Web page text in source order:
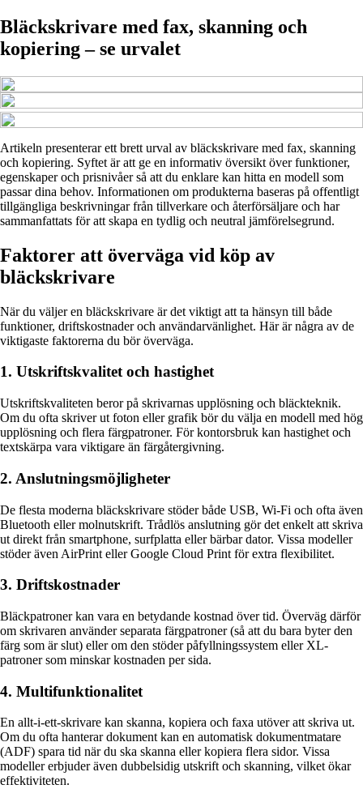
Bläckskrivare med fax, skanning och
kopiering – se urvalet
Artikeln presenterar ett brett urval av bläckskrivare med fax, skanning
och kopiering. Syftet är att ge en informativ översikt över funktioner,
egenskaper och prisnivåer så att du enklare kan hitta en modell som
passar dina behov. Informationen om produkterna baseras på offentligt
tillgängliga beskrivningar från tillverkare och återförsäljare och har
sammanfattats för att skapa en tydlig och neutral jämförelsegrund.
Faktorer att överväga vid köp av
bläckskrivare
När du väljer en bläckskrivare är det viktigt att ta hänsyn till både
funktioner, driftskostnader och användarvänlighet. Här är några av de
viktigaste faktorerna du bör överväga.
1. Utskriftskvalitet och hastighet
Utskriftskvaliteten beror på skrivarnas upplösning och bläckteknik.
Om du ofta skriver ut foton eller grafik bör du välja en modell med hög
upplösning och flera färgpatroner. För kontorsbruk kan hastighet och
textskärpa vara viktigare än färgåtergivning.
2. Anslutningsmöjligheter
De flesta moderna bläckskrivare stöder både USB, Wi-Fi och ofta även
Bluetooth eller molnutskrift. Trådlös anslutning gör det enkelt att skriva
ut direkt från smartphone, surfplatta eller bärbar dator. Vissa modeller
stöder även AirPrint eller Google Cloud Print för extra flexibilitet.
3. Driftskostnader
Bläckpatroner kan vara en betydande kostnad över tid. Överväg därför
om skrivaren använder separata färgpatroner (så att du bara byter den
färg som är slut) eller om den stöder påfyllningssystem eller XL-
patroner som minskar kostnaden per sida.
4. Multifunktionalitet
En allt-i-ett-skrivare kan skanna, kopiera och faxa utöver att skriva ut.
Om du ofta hanterar dokument kan en automatisk dokumentmatare
(ADF) spara tid när du ska skanna eller kopiera flera sidor. Vissa
modeller erbjuder även dubbelsidig utskrift och skanning, vilket ökar
effektiviteten.